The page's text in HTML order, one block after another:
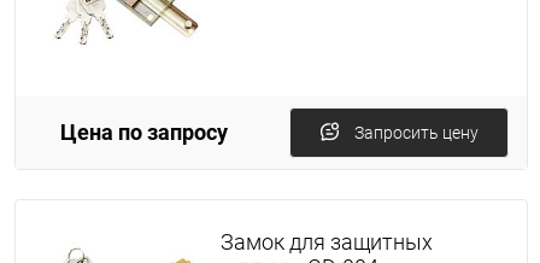
Цена по запросу Запросить цену
Замок для защитных